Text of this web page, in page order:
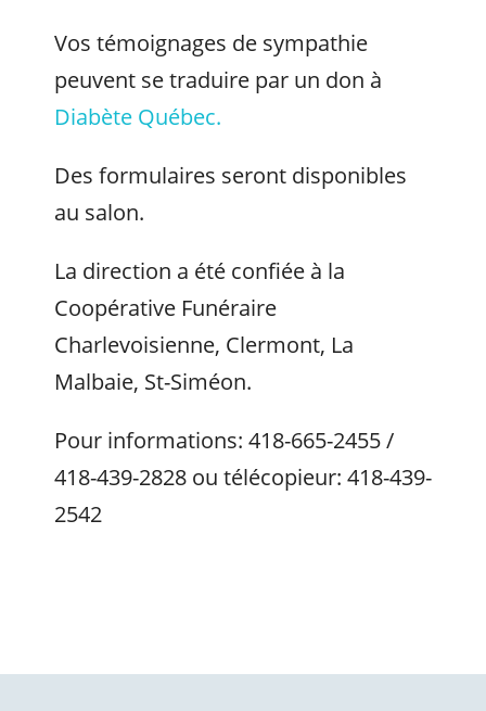
Vos témoignages de sympathie
peuvent se traduire par un don à
Diabète Québec.
Des formulaires seront disponibles
au salon.
La direction a été confiée à la
Coopérative Funéraire
Charlevoisienne, Clermont, La
Malbaie, St-Siméon.
Pour informations: 418-665-2455 /
418-439-2828 ou télécopieur: 418-439-
2542